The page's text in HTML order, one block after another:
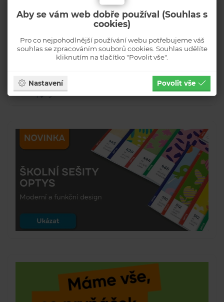
Aby se vám web dobře používal (Souhlas s
cookies)
Pro co nejpohodlnější používání webu potřebujeme váš
souhlas se zpracováním souborů cookies. Souhlas udělíte
kliknutím na tlačítko "Povolit vše".
Nastavení Povolit vše